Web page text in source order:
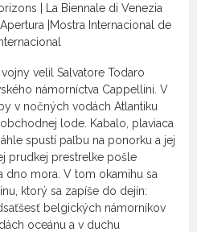
| La Biennale di Venezia
|Mostra Internacional de
velil Salvatore Todaro
námorníctva Cappellini. V
v nočných vodách Atlantiku
lode. Kabalo, plaviaca
spustí paľbu na ponorku a jej
prudkej prestrelke pošle
dno mora. V tom okamihu sa
ktorý sa zapíše do dejín:
belgických námorníkov
oceánu a v duchu